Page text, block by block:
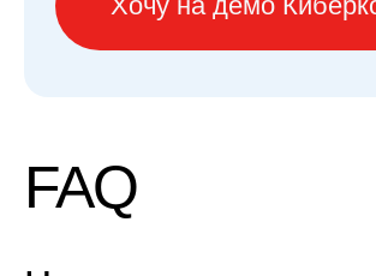
Сергей Астапов
CPO АррТор
Катерина ASO
Менеджер биржи AppTop